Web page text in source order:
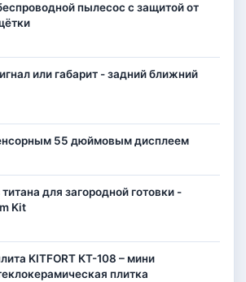
пылесос с защитой от
или габарит - задний ближний
55 дюймовым дисплеем
для загородной готовки -
Kit
KITFORT КТ-108 – мини
плитка